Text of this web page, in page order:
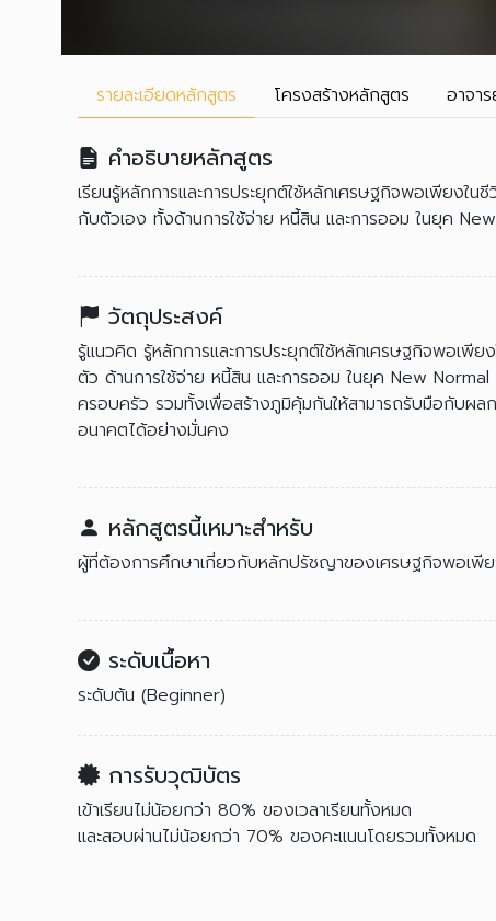
รายละเอียดหลักสูตร โครงสร้างหลักสูตร อาจา
คำอธิบายหลักสูตร
เรียนรู้หลักการและการประยุกต์ใช้หลักเศรษฐกิจพอเพียงในชี
กับตัวเอง ทั้งด้านการใช้จ่าย หนี้สิน และการออม ในยุค
วัตถุประสงค์
รู้แนวคิด รู้หลักการและการประยุกต์ใช้หลักเศรษฐกิจพอเพีย
ตัว ด้านการใช้จ่าย หนี้สิน และการออม ในยุค New Normal
ครอบครัว รวมทั้งเพื่อสร้างภูมิคุ้มกันให้สามารถรับมือกับผล
อนาคตได้อย่างมั่นคง
หลักสูตรนี้เหมาะสำหรับ
ผู้ที่ต้องการศึกษาเกี่ยวกับหลักปรัชญาของเศรษฐกิจพอเพีย
ระดับเนื้อหา
ระดับต้น (Beginner)
การรับวุฒิบัตร
เข้าเรียนไม่น้อยกว่า 80% ของเวลาเรียนทั้งหมด
และสอบผ่านไม่น้อยกว่า 70% ของคะแนนโดยรวมทั้งหมด